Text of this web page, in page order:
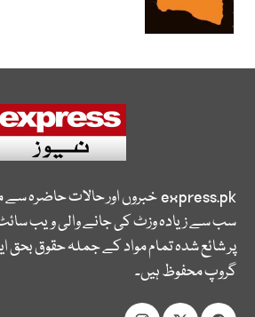
express.pkخبروں اور حالات حاضرہ
سب سے زیادہ وزٹ کی جانے والی ویب
پر شائع شدہ تمام مواد کے جملہ حقوق بحق
گروپ محفوظ ہیں۔